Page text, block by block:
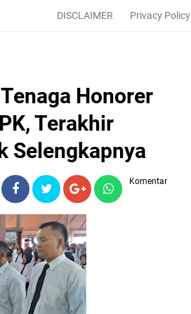
DISCLAIMER Privacy Policy
Tenaga Honorer
Terakhir
Selengkapnya
Komentar